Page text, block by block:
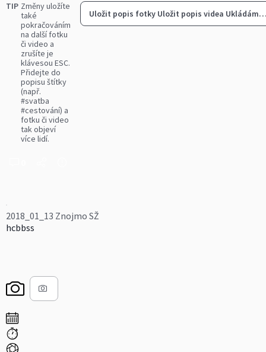
TIP Změny uložíte
také
pokračováním
na další fotku
či video a
zrušíte je
klávesou ESC.
Přidejte do
popisu štítky
(např.
#svatba
#cestování) a
fotku či video
tak objeví
více lidí.
Uložit popis fotky Uložit popis videa
2018_01_13 Znojmo SŽ
hcbbss